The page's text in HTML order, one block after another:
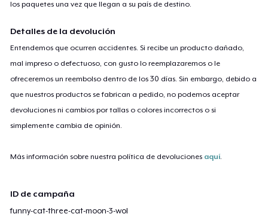
los paquetes una vez que llegan a su país de destino.
Detalles de la devolución
Entendemos que ocurren accidentes. Si recibe un producto dañado,
mal impreso o defectuoso, con gusto lo reemplazaremos o le
ofreceremos un reembolso dentro de los 30 días. Sin embargo, debido a
que nuestros productos se fabrican a pedido, no podemos aceptar
devoluciones ni cambios por tallas o colores incorrectos o si
simplemente cambia de opinión.
Más información sobre nuestra política de devoluciones aquí
ID de campaña
funny-cat-three-cat-moon-3-wol